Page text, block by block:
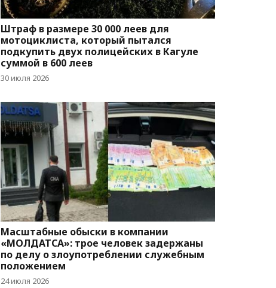
Штраф в размере 30 000 леев для
мотоциклиста, который пытался
подкупить двух полицейских в Кагуле
суммой в 600 леев
30 июля 2026
Масштабные обыски в компании
«МОЛДАТСА»: трое человек задержаны
по делу о злоупотреблении служебным
положением
24 июля 2026